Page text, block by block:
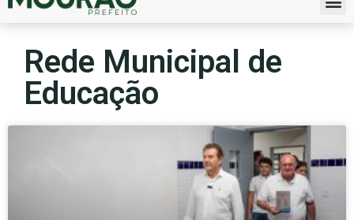
Rede Municipal de
Educação